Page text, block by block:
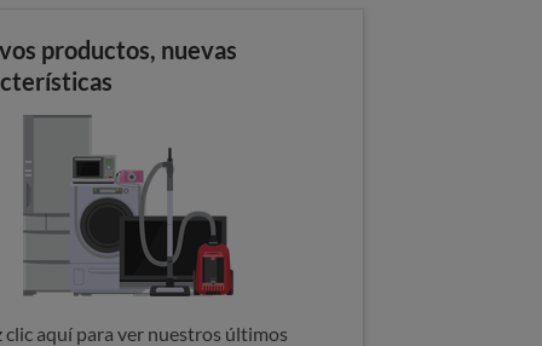
productos, nuevas
clic aquí para ver nuestros últimos